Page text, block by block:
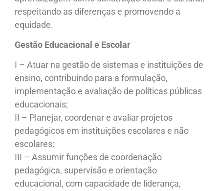
respeitando as diferenças e promovendo a
equidade.
Gestão Educacional e Escolar
I – Atuar na gestão de sistemas e instituições de
ensino, contribuindo para a formulação,
implementação e avaliação de políticas públicas
educacionais;
II – Planejar, coordenar e avaliar projetos
pedagógicos em instituições escolares e não
escolares;
III – Assumir funções de coordenação
pedagógica, supervisão e orientação
educacional, com capacidade de liderança,